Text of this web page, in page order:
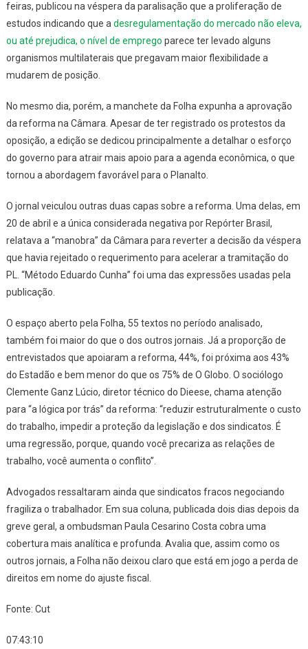
feiras, publicou na véspera da paralisação que a proliferação de
estudos indicando que a desregulamentação do mercado não eleva,
ou até prejudica, o nível de emprego parece ter levado alguns
organismos multilaterais que pregavam maior flexibilidade a
mudarem de posição.
No mesmo dia, porém, a manchete da Folha expunha a aprovação
da reforma na Câmara. Apesar de ter registrado os protestos da
oposição, a edição se dedicou principalmente a detalhar o esforço
do governo para atrair mais apoio para a agenda econômica, o que
tornou a abordagem favorável para o Planalto.
O jornal veiculou outras duas capas sobre a reforma. Uma delas, em
20 de abril e a única considerada negativa por Repórter Brasil ,
relatava a “manobra” da Câmara para reverter a decisão da véspera
que havia rejeitado o requerimento para acelerar a tramitação do
PL. “Método Eduardo Cunha” foi uma das expressões usadas pela
publicação.
O espaço aberto pela Folha, 55 textos no período analisado,
também foi maior do que o dos outros jornais. Já a proporção de
entrevistados que apoiaram a reforma, 44%, foi próxima aos 43%
do Estadão e bem menor do que os 75% de O Globo . O sociólogo
Clemente Ganz Lúcio, diretor técnico do Dieese, chama atenção
para “a lógica por trás” da reforma: “reduzir estruturalmente o custo
do trabalho, impedir a proteção da legislação e dos sindicatos. É
uma regressão, porque, quando você precariza as relações de
trabalho, você aumenta o conflito”.
Advogados ressaltaram ainda que sindicatos fracos negociando
fragiliza o trabalhador. Em sua coluna, publicada dois dias depois da
greve geral, a ombudsman Paula Cesarino Costa cobra uma
cobertura mais analítica e profunda. Avalia que, assim como os
outros jornais, a Folha não deixou claro que está em jogo a perda de
direitos em nome do ajuste fiscal.
Fonte: Cut
07:43:10